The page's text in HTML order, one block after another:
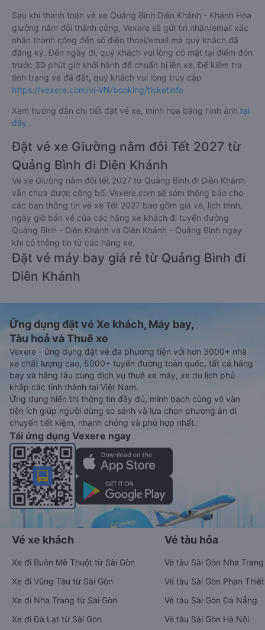
Sau khi thanh toán vé xe Quảng Bình Diên Khánh - Khánh Hòa
giường nằm đôi thành công, Vexere sẽ gửi tin nhắn/email xác
nhận thành công đến số điện thoại/email mà quý khách đã
đăng ký. Đến ngày đi, quý khách vui lòng có mặt tại điểm đón
trước 30 phút giờ khởi hành để chuẩn bị lên xe. Để kiểm tra
tình trạng vé đã đặt, quý khách vui lòng truy cập
https://vexere.com/vi-VN/booking/ticketinfo
Xem hướng dẫn chi tiết đặt vé xe, minh họa bằng hình ảnh tại
đây .
Đặt vé xe Giường nằm đôi Tết 2027 từ
Quảng Bình đi Diên Khánh
Vé xe Giường nằm đôi tết 2027 từ Quảng Bình đi Diên Khánh
vẫn chưa được công bố. Vexere.com sẽ sớm thông báo cho
các bạn thông tin vé xe Tết 2027 bao gồm giá vé, lịch trình,
ngày giờ bán vé của các hãng xe khách đi tuyến đường
Quảng Bình - Diên Khánh và Diên Khánh - Quảng Bình ngay
khi có thông tin từ các hãng xe.
Đặt vé máy bay giá rẻ từ Quảng Bình đi
Diên Khánh
Ứng dụng đặt vé Xe khách, Máy bay,
Tàu hoả và Thuê xe
Vexere - ứng dụng đặt vé đa phương tiện với hơn 3000+ nhà
xe chất lượng cao, 5000+ tuyến đường toàn quốc, tất cả hãng
bay và hãng tàu cùng dịch vụ thuê xe máy, xe du lịch phủ
khắp các tỉnh thành tại Việt Nam.
Ứng dụng hiển thị thông tin đầy đủ, minh bạch cùng vô vàn
tiện ích giúp người dùng so sánh và lựa chọn phương án di
chuyển tiết kiệm, nhanh chóng và phù hợp nhất.
Tải ứng dụng Vexere ngay
Vé xe khách
Xe đi Buôn Mê Thuột từ Sài Gòn
Xe đi Vũng Tàu từ Sài Gòn
Xe đi Nha Trang từ Sài Gòn
Xe đi Đà Lạt từ Sài Gòn
Vé tàu hỏa
Vé tàu Sài Gòn Nha Trang
Vé tàu Sài Gòn Phan Thiết
Vé tàu Sài Gòn Đà Nẵng
Vé tàu Sài Gòn Hà Nội